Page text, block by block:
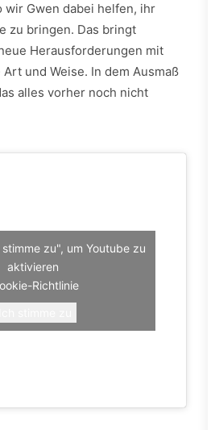
wir Gwen dabei helfen, ihr
zu bringen. Das bringt
Herausforderungen mit
und Weise. In dem Ausmaß
alles vorher noch nicht
zu", um Youtube zu
aktivieren
Richtlinie